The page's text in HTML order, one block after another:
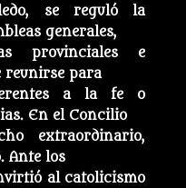
se reguló la
generales,
provinciales e
reunirse para
a la fe o
En el Concilio
extraordinario,
Ante los
al catolicismo